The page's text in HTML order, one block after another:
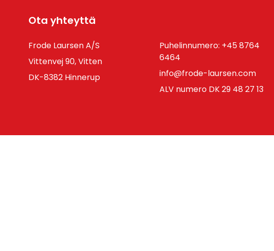
Ota yhteyttä
Frode Laursen A/S
Vittenvej 90, Vitten
DK-8382 Hinnerup
Puhelinnumero: +45 8764
6464
info@frode-laursen.com
ALV numero DK 29 48 27 13